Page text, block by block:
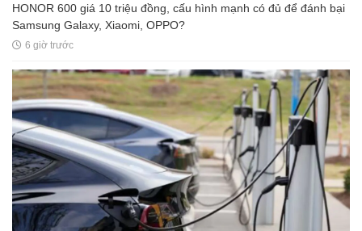
HONOR 600 giá 10 triệu đồng, cấu hình mạnh có đủ để đánh bại
Samsung Galaxy, Xiaomi, OPPO?
6 giờ trước